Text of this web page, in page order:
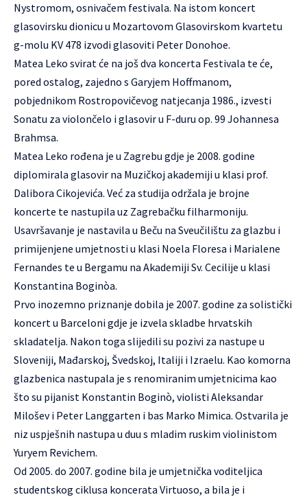
Nystromom, osnivačem festivala. Na istom koncert
glasovirsku dionicu u Mozartovom Glasovirskom kvartetu
g-molu KV 478 izvodi glasoviti Peter Donohoe.
Matea Leko svirat će na još dva koncerta Festivala te će,
pored ostalog, zajedno s Garyjem Hoffmanom,
pobjednikom Rostropovičevog natjecanja 1986., izvesti
Sonatu za violončelo i glasovir u F-duru op. 99 Johannesa
Brahmsa.
Matea Leko rođena je u Zagrebu gdje je 2008. godine
diplomirala glasovir na Muzičkoj akademiji u klasi prof.
Dalibora Cikojevića. Već za studija održala je brojne
koncerte te nastupila uz Zagrebačku filharmoniju.
Usavršavanje je nastavila u Beču na Sveučilištu za glazbu i
primijenjene umjetnosti u klasi Noela Floresa i Marialene
Fernandes te u Bergamu na Akademiji Sv. Cecilije u klasi
Konstantina Boginòa.
Prvo inozemno priznanje dobila je 2007. godine za solistički
koncert u Barceloni gdje je izvela skladbe hrvatskih
skladatelja. Nakon toga slijedili su pozivi za nastupe u
Sloveniji, Mađarskoj, Švedskoj, Italiji i Izraelu. Kao komorna
glazbenica nastupala je s renomiranim umjetnicima kao
što su pijanist Konstantin Boginò, violisti Aleksandar
Milošev i Peter Langgarten i bas Marko Mimica. Ostvarila je
niz uspješnih nastupa u duu s mladim ruskim violinistom
Yuryem Revichem.
Od 2005. do 2007. godine bila je umjetnička voditeljica
studentskog ciklusa koncerata Virtuoso, a bila je i